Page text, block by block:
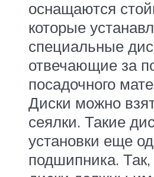
оснащаются
которые
специальные
отвечающие за
посадочного
Диски можно
сеялки. Такие
установки еще
подшипника.